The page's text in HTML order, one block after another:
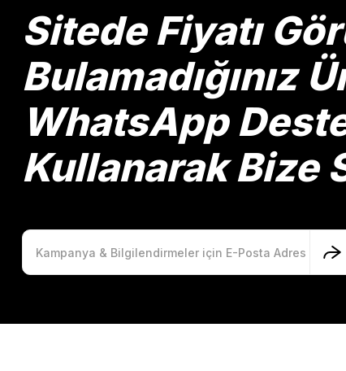
Ürün fiyatı diğer sitelerden daha pahalı.
Bu ürüne benzer farklı alternatifler olmalı.
Sitede Fiyatı
Bulamadığınız
WhatsApp
Kullanarak Bize